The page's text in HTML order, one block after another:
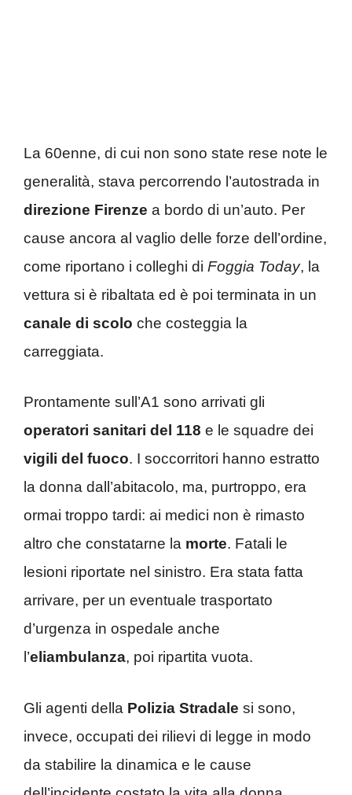
La 60enne, di cui non sono state rese note le
generalità, stava percorrendo l’autostrada in
direzione Firenze a bordo di un’auto. Per
cause ancora al vaglio delle forze dell’ordine,
come riportano i colleghi di Foggia Today, la
vettura si è ribaltata ed è poi terminata in un
canale di scolo che costeggia la
carreggiata.
Prontamente sull’A1 sono arrivati gli
operatori sanitari del 118 e le squadre dei
vigili del fuoco. I soccorritori hanno estratto
la donna dall’abitacolo, ma, purtroppo, era
ormai troppo tardi: ai medici non è rimasto
altro che constatarne la morte. Fatali le
lesioni riportate nel sinistro. Era stata fatta
arrivare, per un eventuale trasportato
d’urgenza in ospedale anche
l’eliambulanza, poi ripartita vuota.
Gli agenti della Polizia Stradale si sono,
invece, occupati dei rilievi di legge in modo
da stabilire la dinamica e le cause